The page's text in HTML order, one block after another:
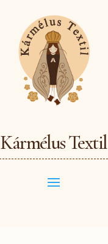
Kármélus Textil